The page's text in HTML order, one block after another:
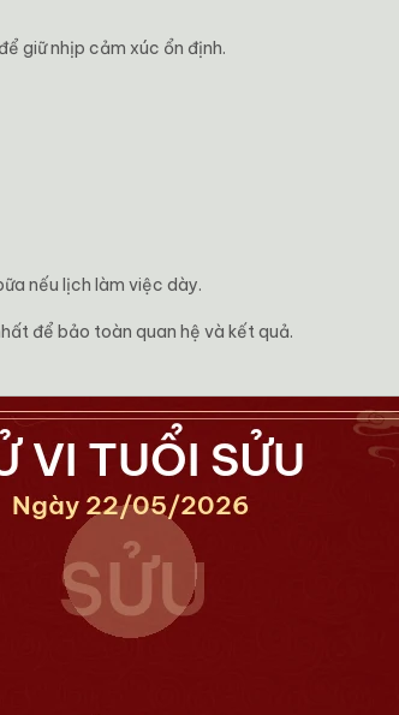
giữ nhịp cảm xúc ổn định.
nếu lịch làm việc dày.
để bảo toàn quan hệ và kết quả.